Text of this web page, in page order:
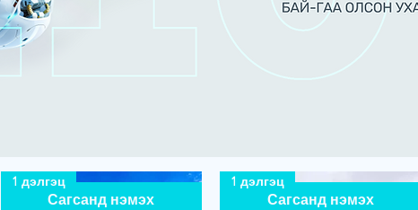
Сагсанд нэмэх
1 дэлгэц
Сагсанд нэмэх
1 дэлгэц